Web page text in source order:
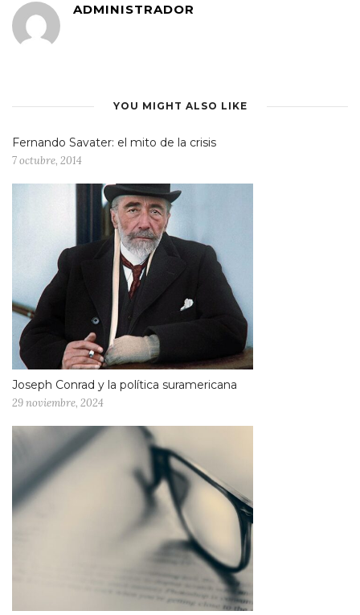
ADMINISTRADOR
YOU MIGHT ALSO LIKE
Fernando Savater: el mito de la crisis
7 octubre, 2014
Joseph Conrad y la política suramericana
29 noviembre, 2024